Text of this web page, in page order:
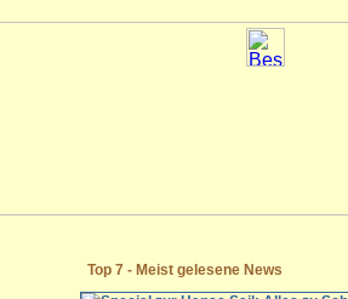
Top 7 - Meist gelesene News